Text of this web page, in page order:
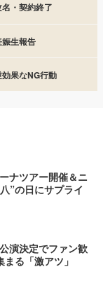
・契約終了
生報告
果なNG行動
ナツアー開催＆ニ
”の日にサプライ
演決定でファン歓
る「激アツ」